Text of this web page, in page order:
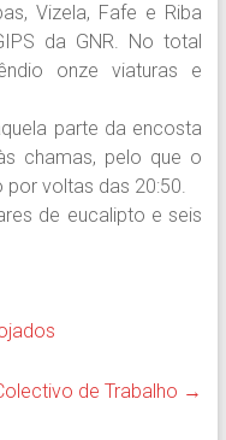
Vizela, Fafe e Riba
da GNR. No total
onze viaturas e
parte da encosta
chamas, pelo que o
voltas das 20:50.
de eucalipto e seis
de Trabalho →